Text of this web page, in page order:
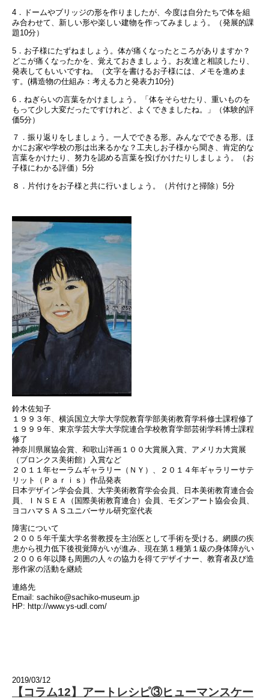
4．ドームやブリッジの形を作りましたが、今度は自分たちで体を組
み合わせて、新しい形や楽しい建物を作ってみましょう。（発展的課
題10分）
5．お子様にたずねましょう。体が痛くなったところがありますか？
どこが痛くなったかを、覚えておきましょう。お友達と相談したり、
発表してもいいですね。（文字を書けるお子様には、メモを進めま
す。(構造物の仕組み：考える力と発表力10分)
6．ねぎらいの言葉をかけましょう。「体をそらせたり、重いものを
もって少し大変だったですけれど、よくできましたね。」（体験的評
価5分）
７．振り返りをしましょう。一人でできる形。みんなでできる形。ほ
かにお家や学校の形は出来るかな？工夫しお子様から聞き、肯定的な
言葉をかけたり、努力を認める言葉を投げかけたりしましょう。（お
子様にわかる評価）5分
８．片付けをお子様と共に行いましょう。（片付けと掃除）5分
鈴木佐知子
１９９３年、横浜国立大学大学院教育学部美術教育学科修士課程修了
１９９９年、東京学芸大学大学院連合学校教育学部芸術学科博士課程
修了
神奈川県展協会賞、和歌山洋画１００大賞展入賞、アメリカ大賞展
（ブロンクス美術館）入賞など
２０１１年セーラムギャラリー（ＮＹ）、２０１４年ギャラリーサテ
リット（Ｐａｒｉｓ）作品発表
日本デザイン学会会員、大学美術教育学会会員、日本美術教育連合会
員、ＩＮＳＥＡ（国際美術教育連合）会員、モダンアート協会会員、
ヨコハマＳＡＳユニバーサル研究室代表
障害について
２００５年千葉大学名誉教授を主治医として手術を受ける。網膜の疾
患から視力低下後視覚障がいが進み、現在第１種第１級の身体障がい
２００６年以降も周囲の人々の協力を得てデザイナー、教育者及び造
形作家の活動を継続
連絡先
Email: sachiko@sachiko-museum.jp
HP: http://www.ys-udl.com/
2019/03/12
【コラム12】アートレシピ③ヒューマンスケー